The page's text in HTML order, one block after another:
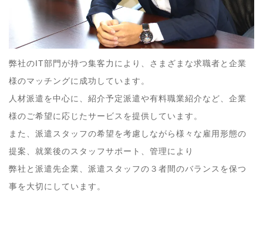
弊社のIT部門が持つ集客力により、さまざまな求職者と企業
様のマッチングに成功しています。
人材派遣を中心に、紹介予定派遣や有料職業紹介など、企業
様のご希望に応じたサービスを提供しています。
また、派遣スタッフの希望を考慮しながら様々な雇用形態の
提案、就業後のスタッフサポート、管理により
弊社と派遣先企業、派遣スタッフの３者間のバランスを保つ
事を大切にしています。